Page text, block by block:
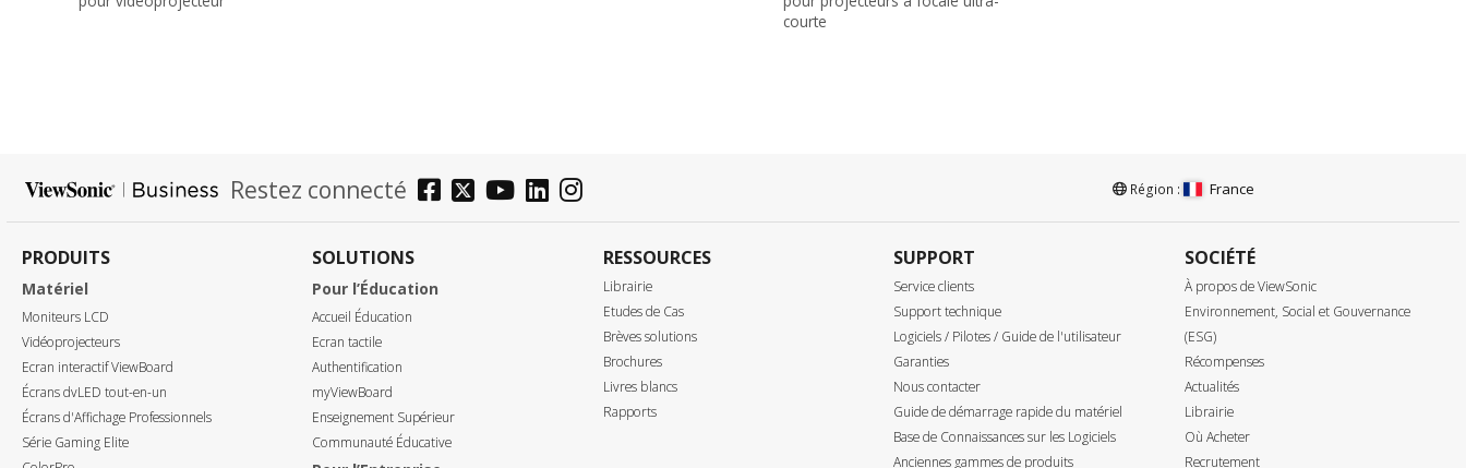
courte
Restez connecté Région : France
PRODUITS
Matériel
Moniteurs LCD
Vidéoprojecteurs
Ecran interactif ViewBoard
Écrans dvLED tout-en-un
Écrans d'Affichage Professionnels
Série Gaming Elite
SOLUTIONS
Pour l’Éducation
Accueil Éducation
Ecran tactile
Authentification
myViewBoard
Enseignement Supérieur
Communauté Éducative
RESSOURCES
Librairie
Etudes de Cas
Brèves solutions
Brochures
Livres blancs
Rapports
SUPPORT
Service clients
Support technique
Logiciels / Pilotes / Guide de l'utilisateur
Garanties
Nous contacter
Guide de démarrage rapide du matériel
Base de Connaissances sur les Logiciels
Anciennes gammes de produits
SOCIÉTÉ
À propos de ViewSonic
Environnement, Social et Gouvernance
(ESG)
Récompenses
Actualités
Librairie
Où Acheter
Recrutement